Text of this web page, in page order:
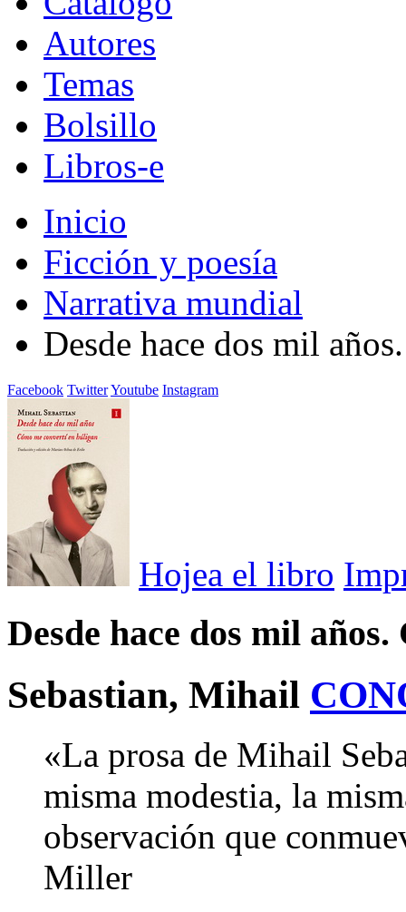
Autores
Temas
Bolsillo
Libros-e
Inicio
Ficción y poesía
Narrativa mundial
Desde hace dos mil
Facebook TwitterYoutube Instagram
Hojea el libro
Desde hace dos mil
Sebastian, Mihail
«La prosa de Mihail
misma modestia, la
observación que
Miller